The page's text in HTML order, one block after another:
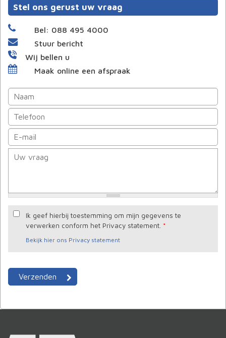
Stel ons gerust uw vraag
Bel: 088 495 4000
Stuur bericht
Wij bellen u
Maak online een afspraak
Ik geef hierbij toestemming om mijn gegevens te
verwerken conform het Privacy statement. *
Bekijk hier ons Privacy statement